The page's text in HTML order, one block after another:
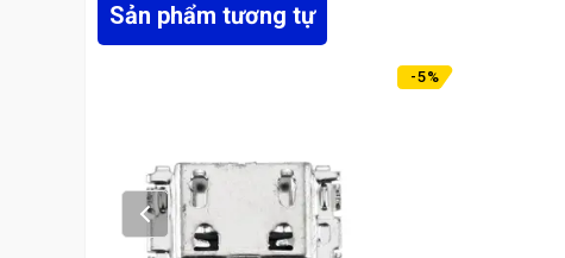
Sản phẩm tương tự
-5%
Prev